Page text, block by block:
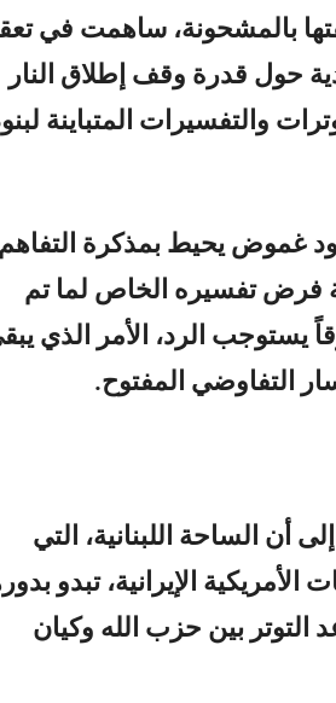
بالمشحونة، ساهمت في
حول قدرة وقف إطلاق النار
والتفسيرات المتباينة
غموض يحيط بمذكرة
فرض تفسيره الخاص لما تم
يستوجب الرد، الأمر الذي
التفاوضي المفتوح.
أن الساحة اللبنانية، التي
الإيرانية، تبدو
التوتر بين حزب الله وكيان